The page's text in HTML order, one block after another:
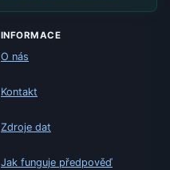
INFORMACE
O nás
Kontakt
Zdroje dat
Jak funguje předpověď